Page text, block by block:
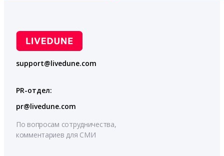
support@livedune.com
PR-отдел:
pr@livedune.com
По вопросам сотрудничества,
комментариев для СМИ